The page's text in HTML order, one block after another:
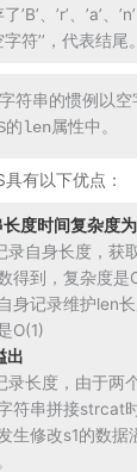
’B’、’r’、’a’、
符’’，代表结尾。
符串的惯例以
的len属性中。
有以下优点：
度时间复杂度
录自身长度，获
得到，复杂度是
身记录维护len
O(1)
出
录长度，由于两
符串拼接strcat
生修改s1的数